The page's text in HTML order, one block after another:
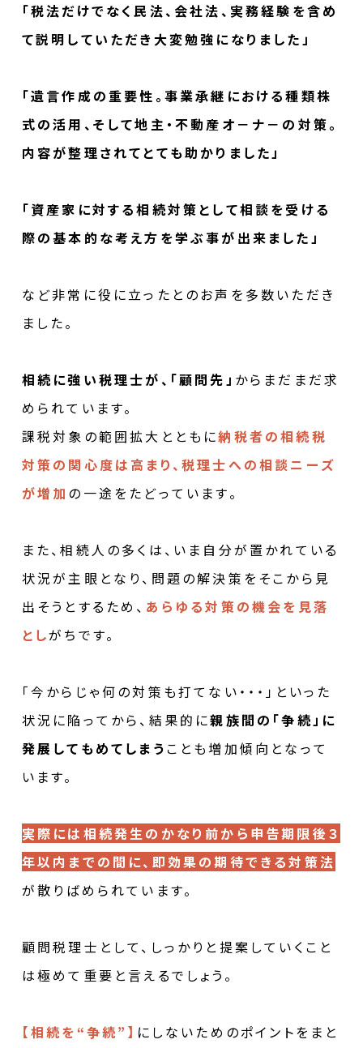
「税法だけでなく民法、会社法、実務経験を含め
て説明していただき大変勉強になりました」
「遺言作成の重要性。事業承継における種類株
式の活用、そして地主・不動産オ－ナ－の対策。
内容が整理されてとても助かりました」
「資産家に対する相続対策として相談を受ける
際の基本的な考え方を学ぶ事が出来ました」
など非常に役に立ったとのお声を多数いただき
ました。
相続に強い税理士が、「顧問先」 からまだまだ求
められています。
課税対象の範囲拡大とともに納税者の相続税
対策の関心度は高まり、税理士への相談ニーズ
が増加 の一途をたどっています。
また、相続人の多くは、いま自分が置かれている
状況が主眼となり、問題の解決策をそこから見
出そうとするため、 あらゆる対策の機会を見落
としがちです。
「今からじゃ何の対策も打てない・・・」といった
状況に陥ってから、結果的に親族間の「争続」に
発展してもめてしまうことも増加傾向となって
います。
実際には相続発生のかなり前から申告期限後３
年以内までの間に、即効果の期待できる対策法
が散りばめられています。
顧問税理士として、しっかりと提案していくこと
は極めて重要と言えるでしょう。
【相続を“争続”】 にしないためのポイントをまと